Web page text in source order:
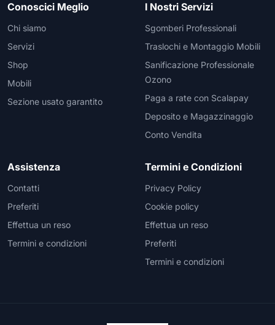
Conoscici Meglio
Chi siamo
Servizi
Shop
Mobili
Sezione usato garantito
I Nostri Servizi
Sgomberi Professionali
Traslochi e Montaggio Mobili
Sanificazione Professionale
Ozono
Paga a rate con Scalapay
Deposito e Magazzinaggio
Conto Vendita
Assistenza
Contatti
Preferiti
Effettua un reso
Termini e condizioni
Termini e Condizioni
Privacy Policy
Cookie policy
Effettua un reso
Preferiti
Termini e condizioni